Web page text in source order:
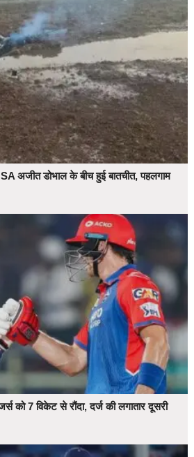
अजीत डोभाल के बीच हुई बातचीत, पहलगाम
को 7 विकेट से रौंदा, दर्ज की लगातार दूसरी